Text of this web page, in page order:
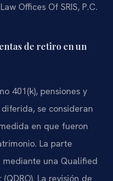
Offices Of SRIS, P.C.
de retiro en un
401(k), pensiones y
se consideran
en que fueron
La parte
una Qualified
La revisión de